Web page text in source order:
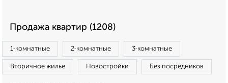
Продажа квартир (1208)
1‑комнатные 2‑комнатные 3‑комнатные
Вторичное жилье Новостройки Без посредников